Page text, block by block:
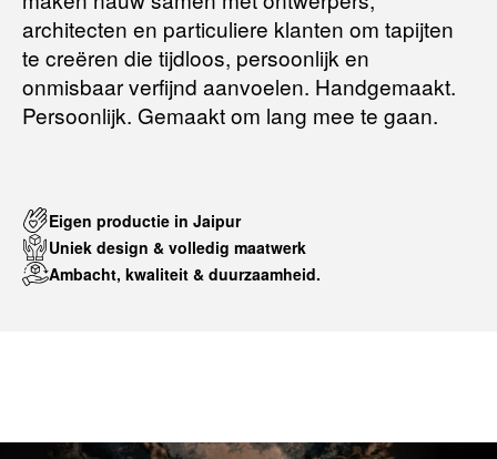
architecten en particuliere klanten om tapijten
te creëren die tijdloos, persoonlijk en
onmisbaar verfijnd aanvoelen. Handgemaakt.
Persoonlijk. Gemaakt om lang mee te gaan.
Eigen productie in Jaipur
Uniek design & volledig maatwerk
Ambacht, kwaliteit & duurzaamheid.